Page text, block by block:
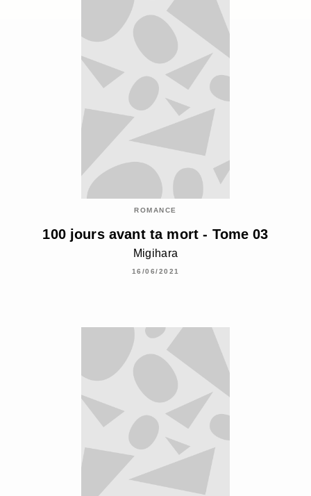
ROMANCE
100 jours avant ta mort - Tome 03
Migihara
16/06/2021